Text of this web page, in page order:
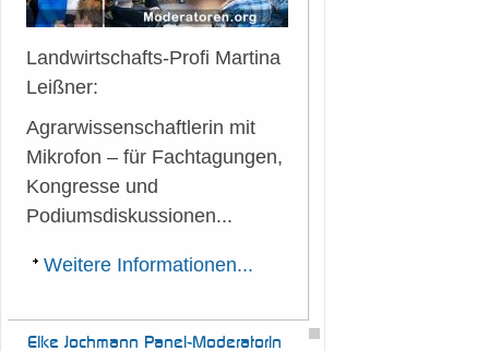
Landwirtschafts-Profi Martina
Leißner:
Agrarwissenschaftlerin mit
Mikrofon – für Fachtagungen,
Kongresse und
Podiumsdiskussionen...
Weitere Informationen...
Elke Jochmann Panel-Moderatorin